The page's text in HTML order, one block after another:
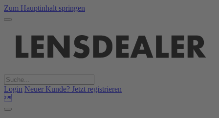
Zum Hauptinhalt springen
Login Neuer Kunde? Jetzt registrieren
